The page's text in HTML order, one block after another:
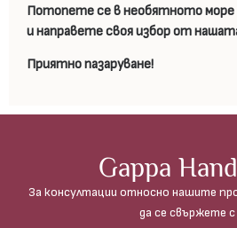
Потопете се в необятното море
и направете своя избор от
Приятно пазаруване!
Gappa
За консултации относно нашите
да се свържете с